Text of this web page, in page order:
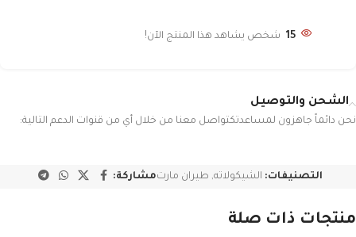
15 شخص يشاهد هذا المنتج الآن!
الشحن والتوصيل
نحن دائماً جاهزون لمساعدتكتواصل معنا من خلال أي من قنوات الدعم التالية:
التصنيفات: الشيكولاته, طيران مارتمشاركة:
منتجات ذات صلة